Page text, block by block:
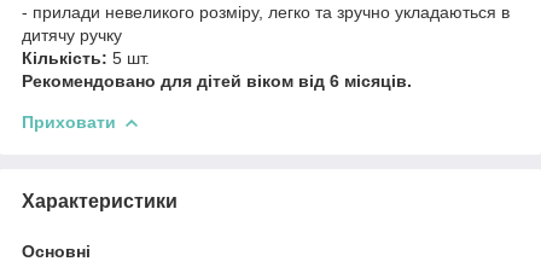
- прилади невеликого розміру, легко та зручно укладаються в
дитячу ручку
Кількість: 5 шт.
Рекомендовано для дітей віком від 6 місяців.
Приховати
Характеристики
Основні